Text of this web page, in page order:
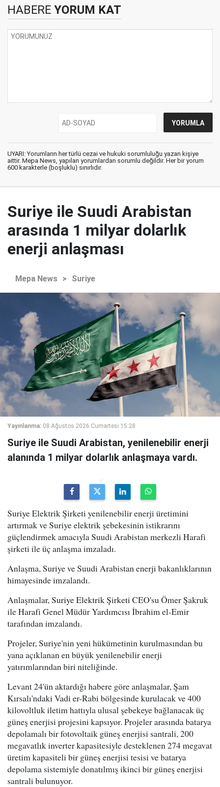
HABERE YORUM KAT
UYARI: Yorumların her türlü cezai ve hukuki sorumluluğu yazan kişiye
aittir. Mepa News, yapılan yorumlardan sorumlu değildir. Her bir yorum
600 karakterle (boşluklu) sınırlıdır.
Suriye ile Suudi Arabistan
arasında 1 milyar dolarlık
enerji anlaşması
Mepa News > Suriye
Yayınlanma: 08 Ağustos 2026 Cumartesi 15:28
Suriye ile Suudi Arabistan, yenilenebilir enerji
alanında 1 milyar dolarlık anlaşmaya vardı.
Suriye Elektrik Şirketi yenilenebilir enerji üretimini
artırmak ve Suriye elektrik şebekesinin istikrarını
güçlendirmek amacıyla Suudi Arabistan merkezli Harafi
şirketi ile üç anlaşma imzaladı.
Anlaşma, Suriye ve Suudi Arabistan enerji bakanlıklarının
himayesinde imzalandı.
Anlaşmalar, Suriye Elektrik Şirketi CEO'su Ömer Şakruk
ile Harafi Genel Müdür Yardımcısı İbrahim el-Emir
tarafından imzalandı.
Projeler, Suriye'nin yeni hükümetinin kurulmasından bu
yana açıklanan en büyük yenilenebilir enerji
yatırımlarından biri niteliğinde.
Levant 24'ün aktardığı habere göre anlaşmalar, Şam
Kırsalı'ndaki Vadi er-Rabi bölgesinde kurulacak ve 400
kilovoltluk iletim hattıyla ulusal şebekeye bağlanacak üç
güneş enerjisi projesini kapsıyor. Projeler arasında batarya
depolamalı bir fotovoltaik güneş enerjisi santrali, 200
megavatlık inverter kapasitesiyle desteklenen 274 megavat
üretim kapasiteli bir güneş enerjisi tesisi ve batarya
depolama sistemiyle donatılmış ikinci bir güneş enerjisi
santrali bulunuyor.